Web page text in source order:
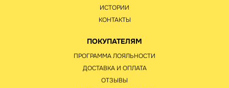
ИСТОРИИ
КОНТАКТЫ
ПОКУПАТЕЛЯМ
ПРОГРАММА ЛОЯЛЬНОСТИ
ДОСТАВКА И ОПЛАТА
ОТЗЫВЫ